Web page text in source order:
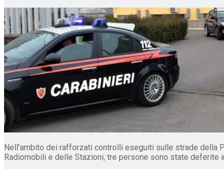
Nell’ambito dei rafforzati controlli eseguiti sulle strade della
Radiomobili e delle Stazioni, tre persone sono state deferite